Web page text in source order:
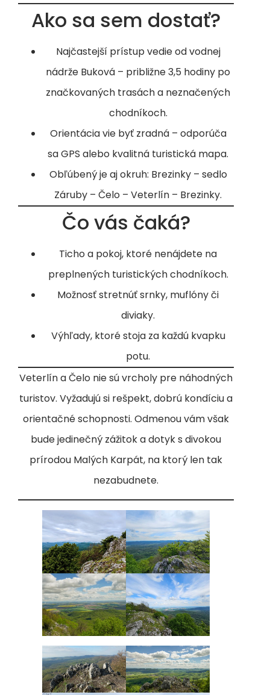
Ako sa sem dostať?
Najčastejší prístup vedie od vodnej
nádrže Buková – približne 3,5 hodiny po
značkovaných trasách a neznačených
chodníkoch.
Orientácia vie byť zradná – odporúča
sa GPS alebo kvalitná turistická mapa.
Obľúbený je aj okruh: Brezinky – sedlo
Záruby – Čelo – Veterlín – Brezinky.
Čo vás čaká?
Ticho a pokoj, ktoré nenájdete na
preplnených turistických chodníkoch.
Možnosť stretnúť srnky, muflóny či
diviaky.
Výhľady, ktoré stoja za každú kvapku
potu.
Veterlín a Čelo nie sú vrcholy pre náhodných
turistov. Vyžadujú si rešpekt, dobrú kondíciu a
orientačné schopnosti. Odmenou vám však
bude jedinečný zážitok a dotyk s divokou
prírodou Malých Karpát, na ktorý len tak
nezabudnete.